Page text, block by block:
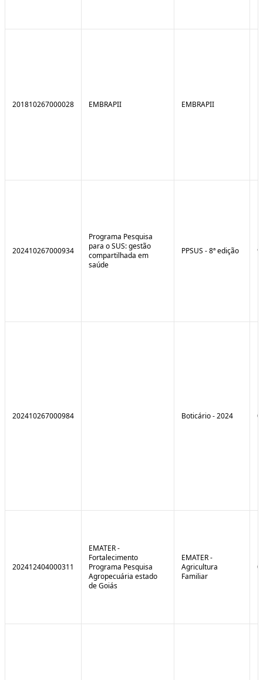
201810267000028 EMBRAPII EMBRAPII
202410267000934
Programa Pesquisa
para o SUS: gestão
compartilhada em
saúde
PPSUS - 8ª edição
202410267000984 Boticário - 2024
202412404000311
EMATER -
Fortalecimento
Programa Pesquisa
Agropecuária estado
de Goiás
EMATER -
Agricultura
Familiar